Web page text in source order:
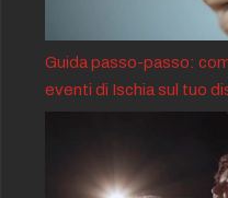
Guida passo-passo:
eventi di Ischia sul tuo